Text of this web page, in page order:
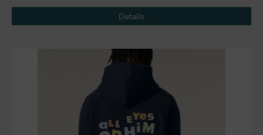
Details